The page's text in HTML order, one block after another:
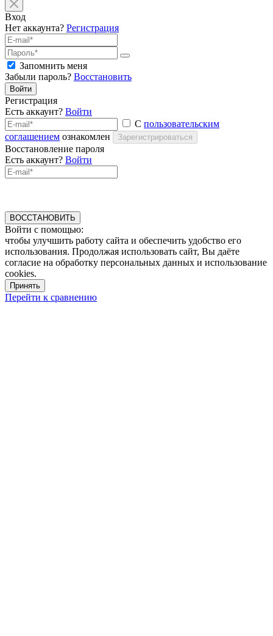
Вход
Нет аккаунта? Регистрация
Запомнить меня
Забыли пароль? Восстановить
Войти
Регистрация
Есть аккаунт? Войти
С пользовательским
соглашением ознакомлен Зарегистрироваться
Восстановление пароля
Есть аккаунт? Войти
ВОССТАНОВИТЬ
Войти с помощью:
чтобы улучшить работу сайта и обеспечить удобство его
использования. Продолжая использовать сайт, Вы даёте
согласие на обработку персональных данных и использование
cookies.
Принять
Перейти к сравнению